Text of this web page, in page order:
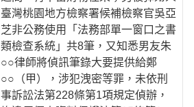
臺灣桃園地方檢察署候補檢察官吳亞
芝非公務使用「法務部單一窗口之書
類檢查系統」共8筆，又知悉男友朱
○○律師將偵訊筆錄大要提供給鄭
○○（甲），涉犯洩密等罪，未依刑
事訴訟法第228條第1項規定偵辦，